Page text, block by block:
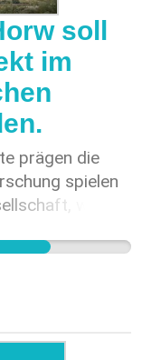
soll
im
prägen die
spielen
womit
die